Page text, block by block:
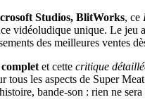
Studios, BlitWorks, ce
vidéoludique unique. Le jeu
des meilleures ventes
et cette critique
tous les aspects de Super
bande-son : rien ne sera